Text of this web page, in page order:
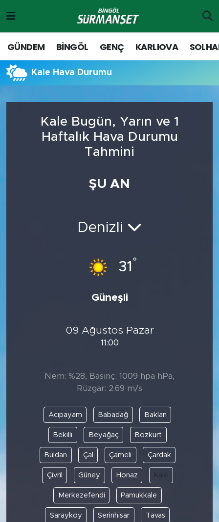
GÜNDEM BİNGÖL GENÇ KARLIOVA
Kale Hava Durumu
Kale Bugün, Yarın ve 1
Haftalık Hava Durumu
Tahmini
ŞU AN
Denizli
31 °
Güneşli
09 Ağustos Pazar
11:00
Nem: %28, Basınç: 1009 hpa hPa,
Rüzgar: 2.69 m/s
Acıpayam Babadağ Baklan
Bekilli Beyağaç Bozkurt
Buldan Çal Çameli Çardak
Çivril Güney Honaz Kale
Merkezefendi Pamukkale
Sarayköy Serinhisar Tavas
Genç
Solhan
Adaklı-Kiğı
MD Prestij Dergisi
Bingöl Kaza Haberleri
Merkez Hava Durumu
Merkez Trafik Yoğunluk Haritası
Tüm Manşetler